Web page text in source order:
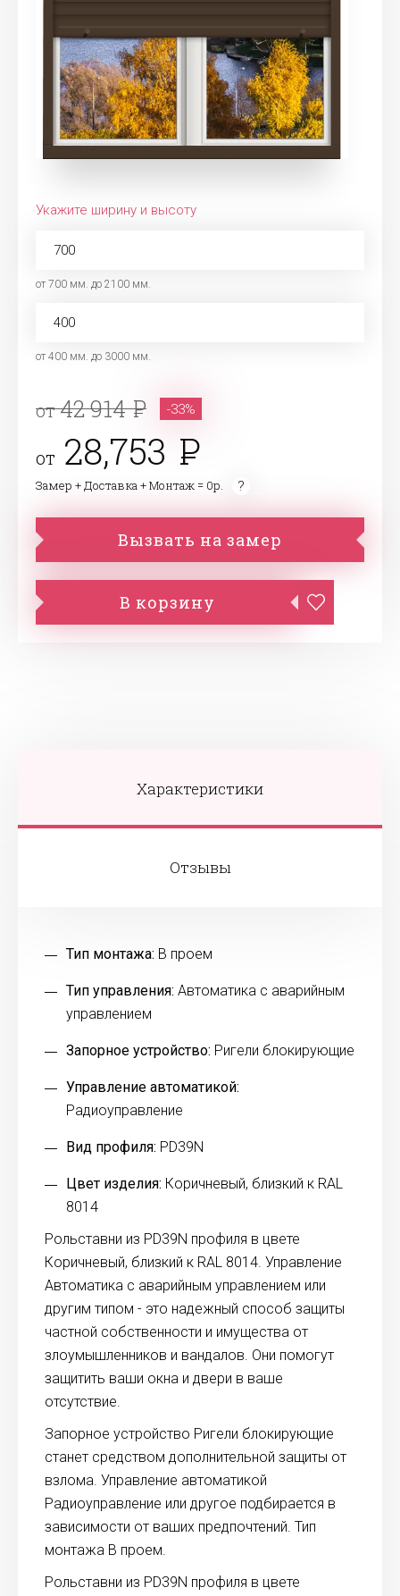
Укажите ширину и высоту
от 700 мм. до 2100 мм.
от 400 мм. до 3000 мм.
от42 914 -33%
от 28,753
Замер + Доставка + Монтаж = 0р.
Вызвать на замер
В корзину
Характеристики
Отзывы
Тип монтажа: В проем
Тип управления: Автоматика с аварийным
управлением
Запорное устройство: Ригели блокирующие
Управление автоматикой:
Радиоуправление
Вид профиля: PD39N
Цвет изделия: Коричневый, близкий к RAL
8014
Рольставни из PD39N профиля в цвете
Коричневый, близкий к RAL 8014. Управление
Автоматика с аварийным управлением или
другим типом - это надежный способ защиты
частной собственности и имущества от
злоумышленников и вандалов. Они помогут
защитить ваши окна и двери в ваше
отсутствие.
Запорное устройство Ригели блокирующие
станет средством дополнительной защиты от
взлома. Управление автоматикой
Радиоуправление или другое подбирается в
зависимости от ваших предпочтений. Тип
монтажа В проем.
Рольставни из PD39N профиля в цвете